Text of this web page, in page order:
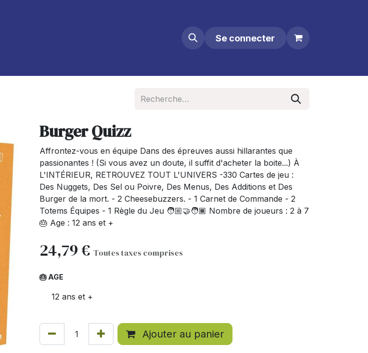
Se connecter
Burger Quizz
Affrontez-vous en équipe Dans des épreuves aussi hillarantes que
passionantes ! (Si vous avez un doute, il suffit d'acheter la boite...) À
L'INTÉRIEUR, RETROUVEZ TOUT L'UNIVERS -330 Cartes de jeu :
Des Nuggets, Des Sel ou Poivre, Des Menus, Des Additions et Des
Burger de la mort. - 2 Cheesebuzzers. - 1 Carnet de Commande - 2
Totems Équipes - 1 Règle du Jeu 🧑🏼‍🤝‍🧑🏾 Nombre de joueurs : 2 à 7
🎂 Age : 12 ans et +
24,79€ Toutes taxes comprises
🎂 AGE
12 ans et +
Ajouter au panier